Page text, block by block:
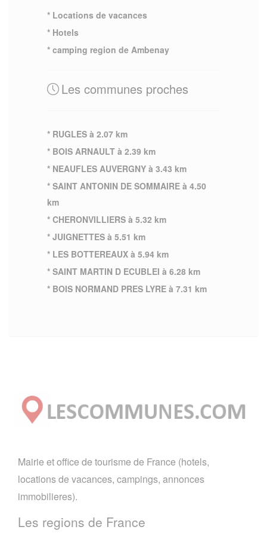
* Locations de vacances
* Hotels
* camping region de Ambenay
Les communes proches
* RUGLES à 2.07 km
* BOIS ARNAULT à 2.39 km
* NEAUFLES AUVERGNY à 3.43 km
* SAINT ANTONIN DE SOMMAIRE à 4.50
km
* CHERONVILLIERS à 5.32 km
* JUIGNETTES à 5.51 km
* LES BOTTEREAUX à 5.94 km
* SAINT MARTIN D ECUBLEI à 6.28 km
* BOIS NORMAND PRES LYRE à 7.31 km
Mairie et office de tourisme de France (hotels,
locations de vacances, campings, annonces
immobilieres).
Les regions de France